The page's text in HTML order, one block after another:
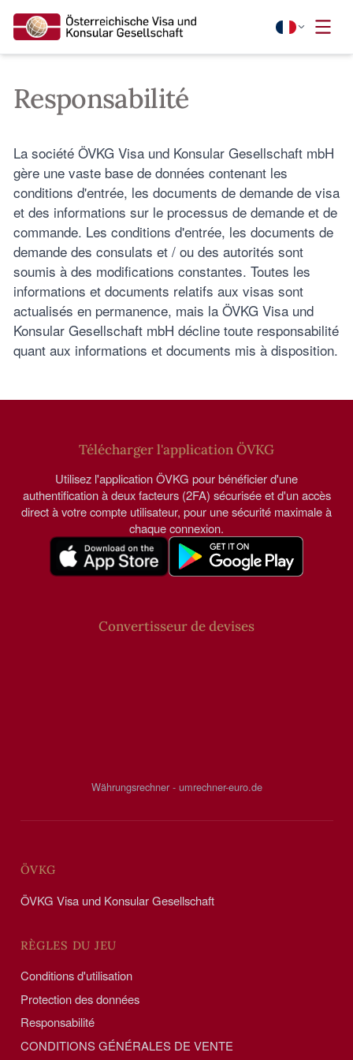
Responsabilité
La société ÖVKG Visa und Konsular Gesellschaft mbH
gère une vaste base de données contenant les
conditions d'entrée, les documents de demande de visa
et des informations sur le processus de demande et de
commande. Les conditions d'entrée, les documents de
demande des consulats et / ou des autorités sont
soumis à des modifications constantes. Toutes les
informations et documents relatifs aux visas sont
actualisés en permanence, mais la ÖVKG Visa und
Konsular Gesellschaft mbH décline toute responsabilité
quant aux informations et documents mis à disposition.
Télécharger l'application ÖVKG
Utilisez l'application ÖVKG pour bénéficier d'une
authentification à deux facteurs (2FA) sécurisée et d'un accès
direct à votre compte utilisateur, pour une sécurité maximale à
chaque connexion.
Convertisseur de devises
Währungsrechner - umrechner-euro.de
ÖVKG
ÖVKG Visa und Konsular Gesellschaft
RÈGLES DU JEU
Conditions d'utilisation
Protection des données
Responsabilité
CONDITIONS GÉNÉRALES DE VENTE